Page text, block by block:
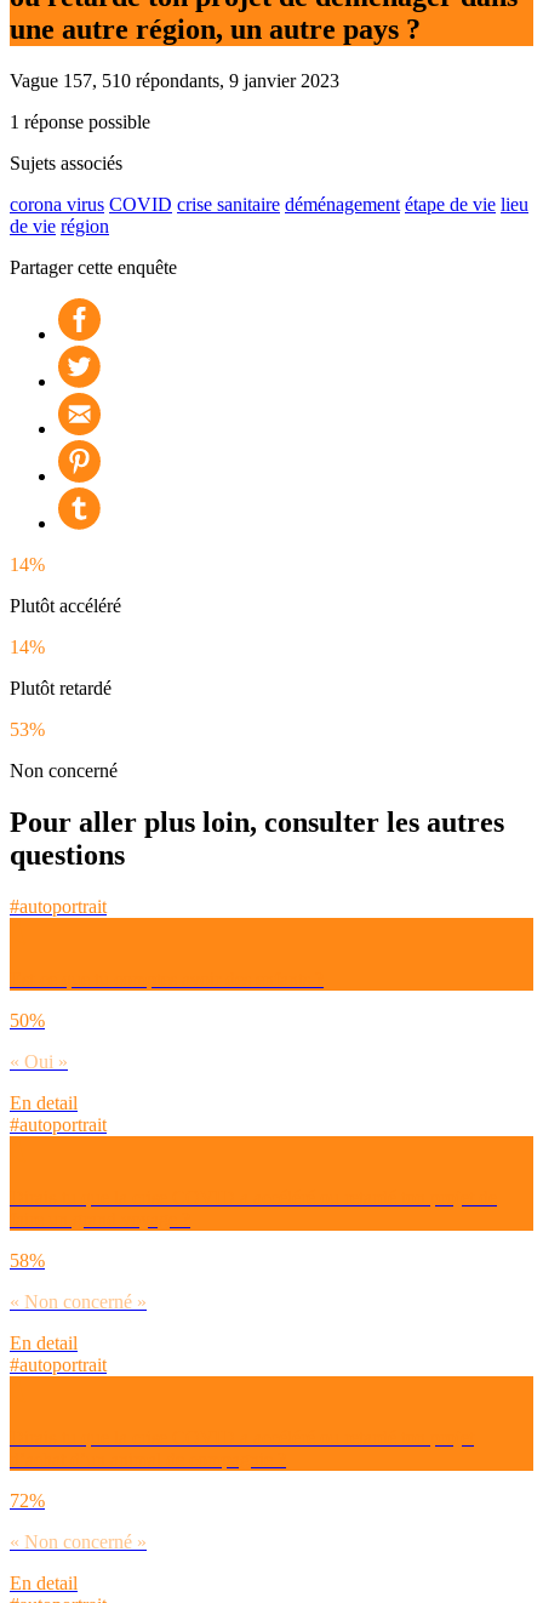
une autre région, un autre pays ?
Vague 157, 510 répondants, 9 janvier 2023
1 réponse possible
Sujets associés
corona virus COVID crise sanitaire déménagement étape de vie lieu
de vie région
Partager cette enquête
14%
Plutôt accéléré
14%
Plutôt retardé
53%
Non concerné
Pour aller plus loin, consulter les autres
questions
#autoportrait
50%
« Oui »
En detail
#autoportrait
58%
« Non concerné »
En detail
#autoportrait
72%
« Non concerné »
En detail